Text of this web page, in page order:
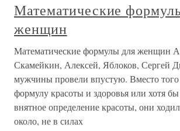
Математические
женщин
Математические формулы для женщин
Скамейкин, Алексей, Яблоков, Сергей
мужчины провели впустую. Вместо того
формулу красоты и здоровья или хотя
внятное определение красоты, они
около, не в силах